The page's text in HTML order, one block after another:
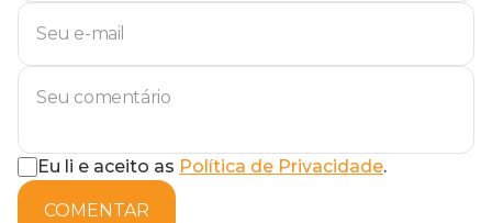
Eu li e aceito as Política de Privacidade.
COMENTAR